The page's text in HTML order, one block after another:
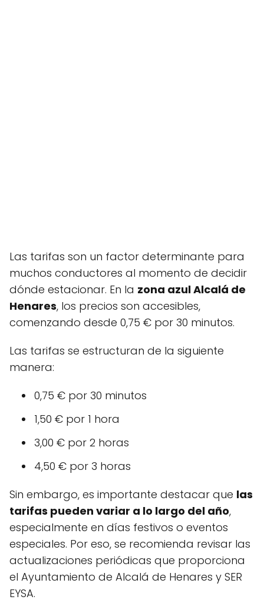
Las tarifas son un factor determinante para
muchos conductores al momento de decidir
dónde estacionar. En la zona azul Alcalá de
Henares, los precios son accesibles,
comenzando desde 0,75 € por 30 minutos.
Las tarifas se estructuran de la siguiente
manera:
0,75 € por 30 minutos
1,50 € por 1 hora
3,00 € por 2 horas
4,50 € por 3 horas
Sin embargo, es importante destacar que las
tarifas pueden variar a lo largo del año,
especialmente en días festivos o eventos
especiales. Por eso, se recomienda revisar las
actualizaciones periódicas que proporciona
el Ayuntamiento de Alcalá de Henares y SER
EYSA.